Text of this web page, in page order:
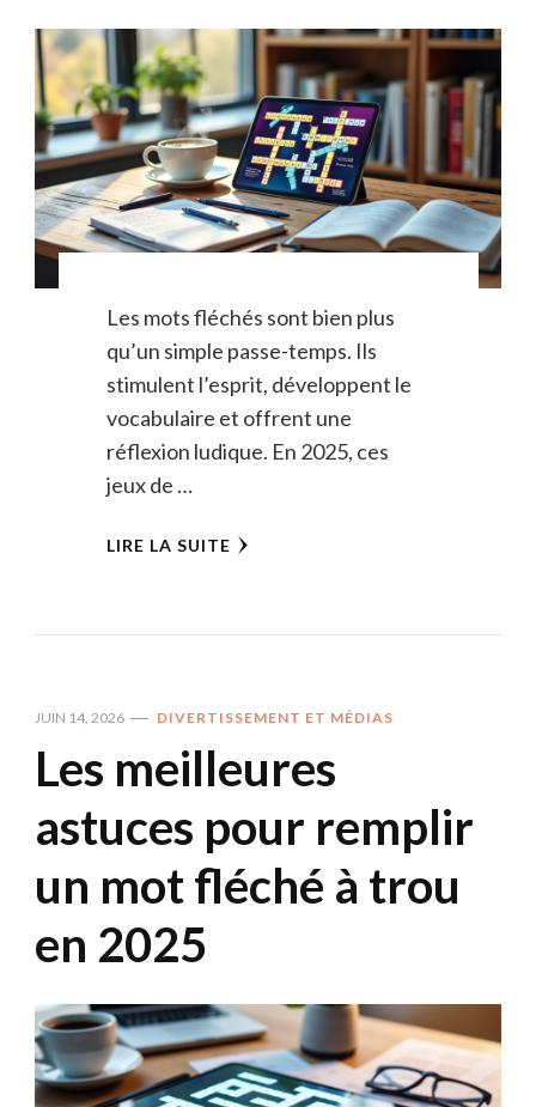
Les mots fléchés sont bien plus
qu’un simple passe-temps. Ils
stimulent l’esprit, développent le
vocabulaire et offrent une
réflexion ludique. En 2025, ces
jeux de …
LIRE LA SUITE
JUIN 14, 2026 DIVERTISSEMENT ET MÉDIAS
Les meilleures
astuces pour remplir
un mot fléché à trou
en 2025